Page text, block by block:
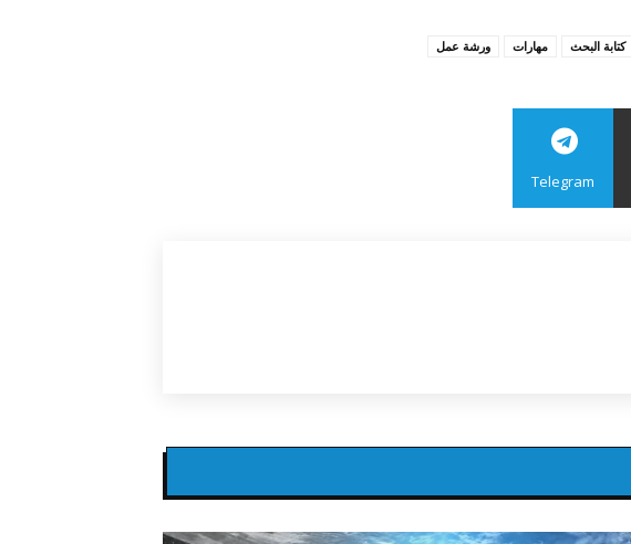
كتابة البحث مهارات ورشة عمل
Telegram